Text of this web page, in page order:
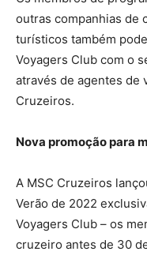
outras companhias de
turísticos também
Voyagers Club com o
através de agentes de
Cruzeiros.
Nova promoção para
A MSC Cruzeiros
Verão de 2022
Voyagers Club – os
cruzeiro antes de 30